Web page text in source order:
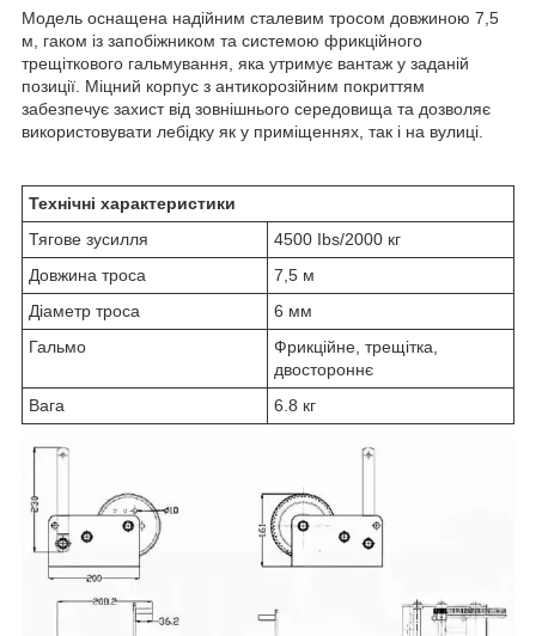
Модель оснащена надійним сталевим тросом довжиною 7,5
м, гаком із запобіжником та системою фрикційного
трещіткового гальмування, яка утримує вантаж у заданій
позиції. Міцний корпус з антикорозійним покриттям
забезпечує захист від зовнішнього середовища та дозволяє
використовувати лебідку як у приміщеннях, так і на вулиці.
Технічні характеристики
Тягове зусилля
4500 Ibs/2000 кг
Довжина троса
7,5 м
Діаметр троса
6 мм
Гальмо
Фрикційне, трещітка,
двостороннє
Вага
6.8 кг